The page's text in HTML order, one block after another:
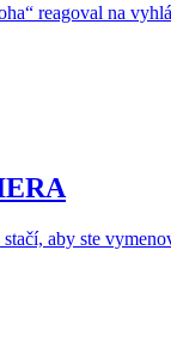
reagoval na
aby ste